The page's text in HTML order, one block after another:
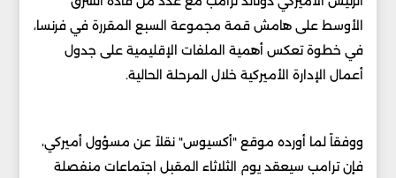
الأوسط على هامش قمة مجموعة السبع المقررة في فرنسا،
في خطوة تعكس أهمية الملفات الإقليمية على جدول
أعمال الإدارة الأميركية خلال المرحلة الحالية.
ووفقاً لما أورده موقع "أكسيوس" نقلاً عن مسؤول أميركي،
فإن ترامب سيعقد يوم الثلاثاء المقبل اجتماعات منفصلة